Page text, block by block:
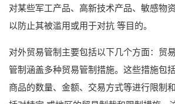
对某些军工产品、高新技术产品、敏感物
以防止其被滥用或用于对抗 等目的。
对外贸易管制主要包括以下几个方面：贸
管制涵盖多种贸易管制措施。这些措施包
商品的数量、金额、交易方式等进行限制